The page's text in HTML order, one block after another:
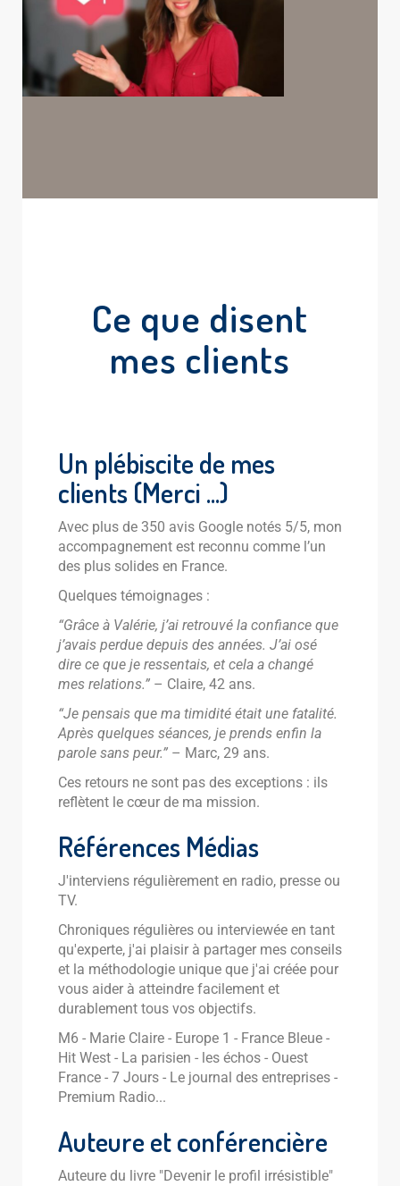
Ce que disent
mes clients
Un plébiscite de mes
clients (Merci ...)
Avec plus de 350 avis Google notés 5/5, mon
accompagnement est reconnu comme l’un
des plus solides en France.
Quelques témoignages :
“Grâce à Valérie, j’ai retrouvé la confiance que
j’avais perdue depuis des années. J’ai osé
dire ce que je ressentais, et cela a changé
mes relations.” – Claire, 42 ans.
“Je pensais que ma timidité était une fatalité.
Après quelques séances, je prends enfin la
parole sans peur.” – Marc, 29 ans.
Ces retours ne sont pas des exceptions : ils
reflètent le cœur de ma mission.
Références Médias
J'interviens régulièrement en radio, presse ou
TV.
Chroniques régulières ou interviewée en tant
qu'experte, j'ai plaisir à partager mes conseils
et la méthodologie unique que j'ai créée pour
vous aider à atteindre facilement et
durablement tous vos objectifs.
M6 - Marie Claire - Europe 1 - France Bleue -
Hit West - La parisien - les échos - Ouest
France - 7 Jours - Le journal des entreprises -
Premium Radio...
Auteure et conférencière
Auteure du livre "Devenir le profil irrésistible"